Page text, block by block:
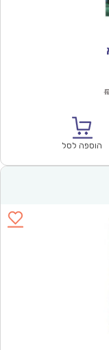
הוספה לסל